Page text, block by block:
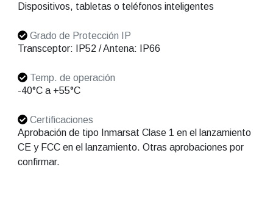
Dispositivos, tabletas o teléfonos inteligentes
Grado de Protección IP
Transceptor: IP52 / Antena: IP66
Temp. de operación
-40°C a +55°C
Certificaciones
Aprobación de tipo Inmarsat Clase 1 en el lanzamiento
CE y FCC en el lanzamiento. Otras aprobaciones por
confirmar.